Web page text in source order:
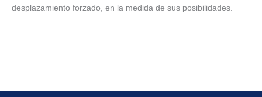
desplazamiento forzado, en la medida de sus posibilidades.